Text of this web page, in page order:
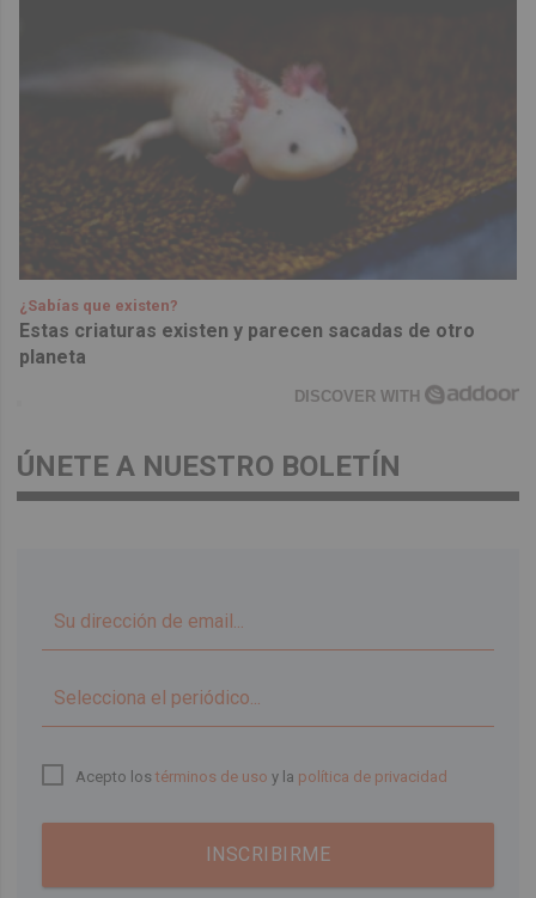
¿Sabías que existen?
Estas criaturas existen y parecen sacadas de otro
planeta
DISCOVER WITH
ÚNETE A NUESTRO BOLETÍN
Acepto lostérminos de uso y la política de privacidad
INSCRIBIRME